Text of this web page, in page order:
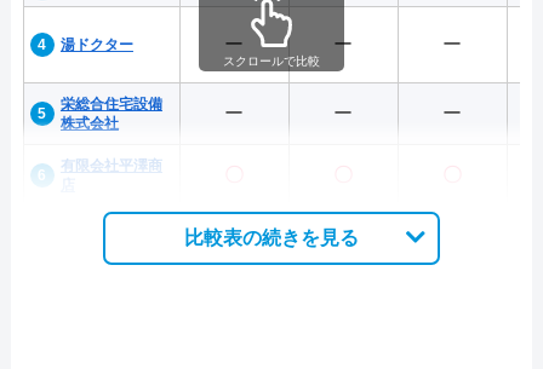
湯ドクター ー ー ー
栄総合住宅設備
株式会社
ー ー ー
有限会社平澤商
スクロールで比較
比較表の続きを見る